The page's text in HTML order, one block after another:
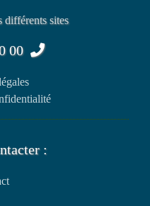
différents sites
00
: